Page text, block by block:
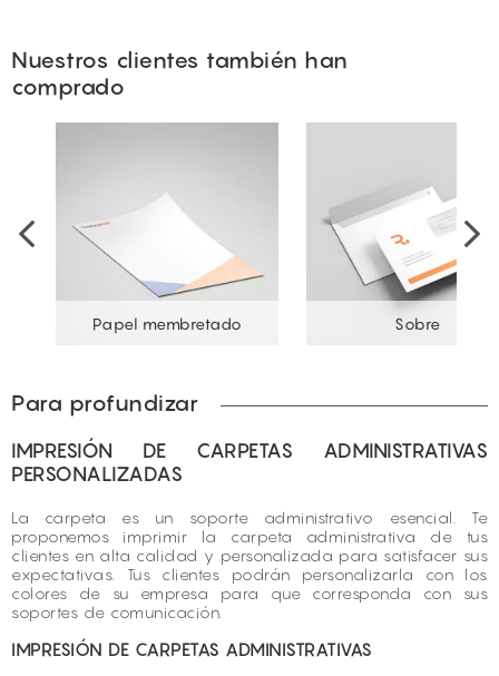
Nuestros clientes también han
comprado
Papel membretado Sobre
Para profundizar
IMPRESIÓN DE CARPETAS ADMINISTRATIVAS
PERSONALIZADAS
La carpeta es un soporte administrativo esencial. Te
proponemos imprimir la carpeta administrativa de tus
clientes en alta calidad y personalizada para satisfacer sus
expectativas. Tus clientes podrán personalizarla con los
colores de su empresa para que corresponda con sus
soportes de comunicación.
IMPRESIÓN DE CARPETAS ADMINISTRATIVAS